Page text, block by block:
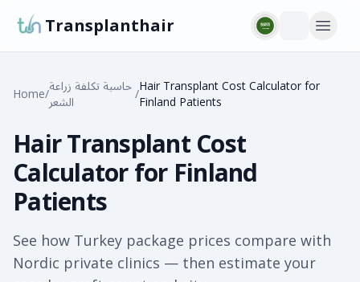
Transplanthair
Home/
حاسبة تكلفة زراعة
الشعر
/
Hair Transplant Cost Calculator for
Finland Patients
Hair Transplant Cost
Calculator for Finland
Patients
See how Turkey package prices compare with
Nordic private clinics — then estimate your